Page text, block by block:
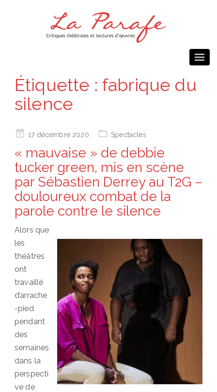
Étiquette : fabrique du
silence
Posted17 décembre 2020 Spectacles
« mauvaise » de debbie
tucker green, mis en scène
par Sébastien Derrey au T2G –
douloureux combat de la
parole contre le silence
Alors que
les
théâtres
ont
travaillé
d’arrache
-pied
pendant
des
semaines
dans la
perspecti
ve de